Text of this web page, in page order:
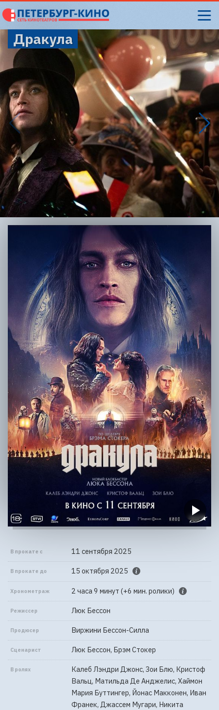
Дракула
В прокате с 11 сентября 2025
В прокате до 15 октября 2025
Хронометраж 2 часа 9 минут (+6 мин. ролики)
Режиссер Люк Бессон
Продюсер Виржини Бессон-Силла
Сценарист Люк Бессон, Брэм Стокер
В ролях
Калеб Лэндри Джонс, Зои Блю, Кристоф
Вальц, Матильда Де Анджелис, Хаймон
Мария Буттингер, Йонас Макконен, Иван
Франек, Джассем Мугари, Никита